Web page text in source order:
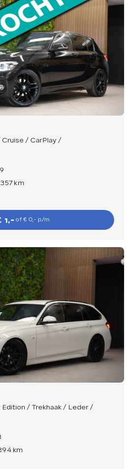
Cruise / CarPlay /
km
1,- of € 0,- p/m
Edition / Trekhaak / Leder /
km